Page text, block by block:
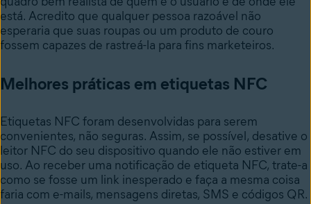
está. Acredito que qualquer pessoa razoável não
esperaria que suas roupas ou um produto de couro
fossem capazes de rastreá-la para fins marketeiros.
Melhores práticas em etiquetas NFC
Etiquetas NFC foram desenvolvidas para serem
convenientes, não seguras. Assim, se possível, desative o
leitor NFC do seu dispositivo quando ele não estiver em
uso. Ao receber uma notificação de etiqueta NFC, trate-a
como se fosse um link inesperado e faça a mesma coisa
faria com e-mails, mensagens diretas, SMS e códigos QR.